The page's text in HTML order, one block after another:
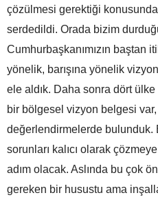
çözülmesi gerektiği
serdedildi. Orada bizim
Cumhurbaşkanımızın baştan
yönelik, barışına yönelik
ele aldık. Daha sonra dört ülke
bir bölgesel vizyon belgesi
değerlendirmelerde bulunduk.
sorunları kalıcı olarak
adım olacak. Aslında bu çok
gereken bir husustu ama